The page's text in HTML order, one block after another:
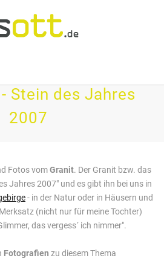
Stein des Jahres
2007
Fotos vomGranit. Der Granit bzw. das
Jahres 2007" und es gibt ihn bei uns in
- in der Natur oder in Häusern und
(nicht nur für meine Tochter)
das vergess´ ich nimmer".
Fotografien zu diesem Thema